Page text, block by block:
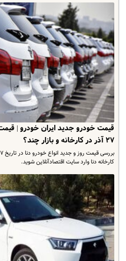
قیمت خودرو جدید ایران خودرو |
۲۷ آذر در کارخانه و بازار چند؟
کارخانه دنا وارد سایت اقتصادآنلاین شوید.